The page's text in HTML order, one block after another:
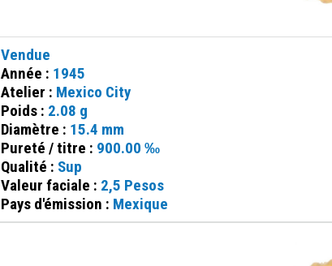
Vendue
Année : 1945
Atelier : Mexico City
Poids : 2.08 g
Diamètre : 15.4 mm
Pureté / titre : 900.00 ‰
Qualité : Sup
Valeur faciale : 2,5 Pesos
Pays d'émission : Mexique